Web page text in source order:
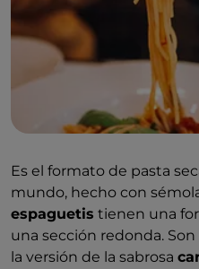
Es el formato de pasta
mundo, hecho con
espaguetis tienen una
una sección redonda.
la versión de la sabrosa